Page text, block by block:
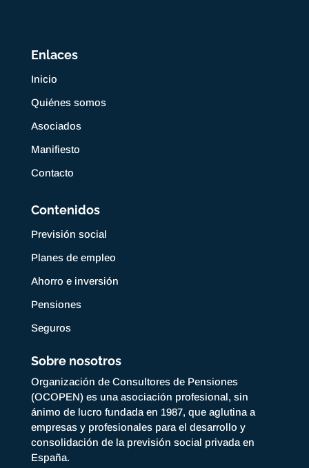
Enlaces
Inicio
Quiénes somos
Asociados
Manifiesto
Contacto
Contenidos
Previsión social
Planes de empleo
Ahorro e inversión
Pensiones
Seguros
Sobre nosotros
Organización de Consultores de Pensiones
(OCOPEN) es una asociación profesional, sin
ánimo de lucro fundada en 1987, que aglutina a
empresas y profesionales para el desarrollo y
consolidación de la previsión social privada en
España.